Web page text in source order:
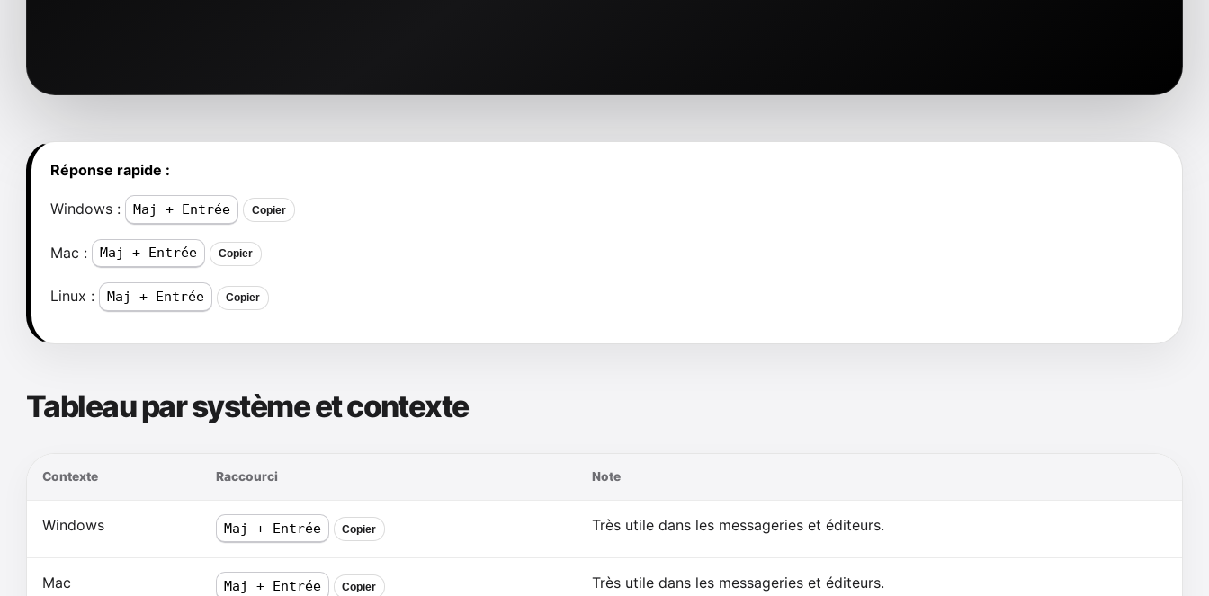
Réponse rapide :
Windows : Maj + Entrée Copier
Mac : Maj + Entrée Copier
Linux : Maj + Entrée Copier
Tableau par système et contexte
Contexte Raccourci Note
Windows Maj + Entrée Copier Très utile dans les messageries et éditeurs.
Mac Maj + Entrée Copier Très utile dans les messageries et éditeurs.